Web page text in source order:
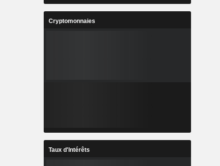
Cryptomonnaies
Taux d'Intérêts